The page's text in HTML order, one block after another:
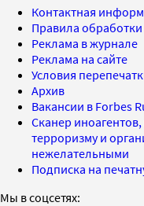
Контактная
Правила обработки
Реклама в журнале
Реклама на сайте
Условия
Архив
Вакансии в Forbes
Сканер
терроризму и
нежелательными
Подписка на
Мы в соцсетях: